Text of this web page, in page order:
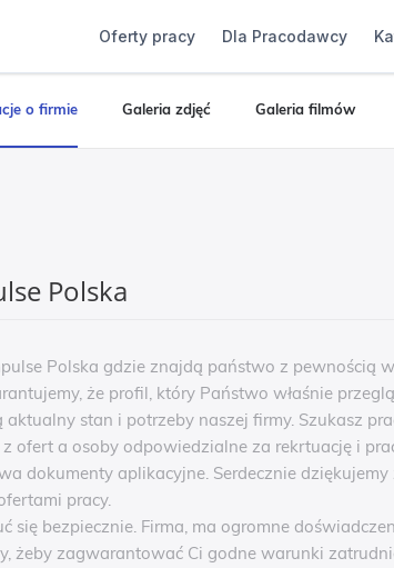
Oferty pracy Dla Pracodawcy
o firmie Galeria zdjęć Galeria filmów
Polska
Polska gdzie znajdą państwo z pewnością
że profil, który Państwo właśnie
stan i potrzeby naszej firmy. Szukasz
ofert a osoby odpowiedzialne za rekrtuację i
dokumenty aplikacyjne. Serdecznie
pracy.
się bezpiecznie. Firma, ma ogromne
żeby zagwarantować Ci godne warunki